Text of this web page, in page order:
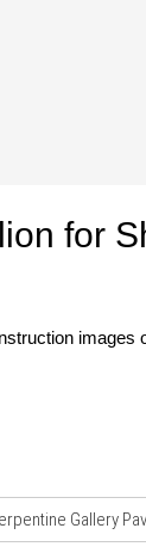
for
images
by
e